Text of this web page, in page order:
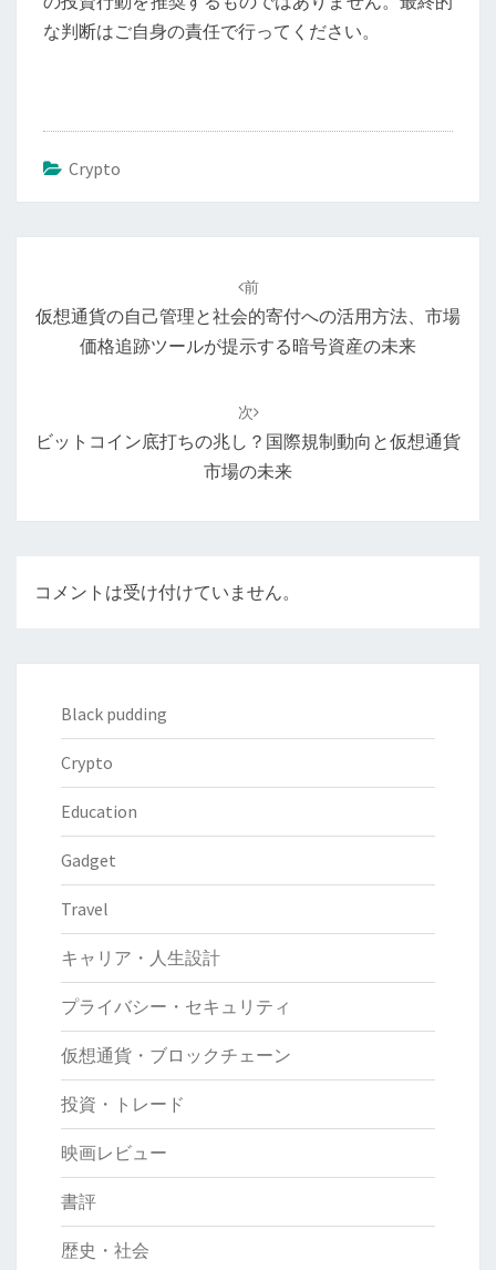
な判断はご自身の責任で行ってください。
Crypto
ナ
ョ
前
仮想通貨の自己管理と社会的寄付への活用方法、市場
価格追跡ツールが提示する暗号資産の未来
次
ビットコイン底打ちの兆し？国際規制動向と仮想通貨
市場の未来
コメントは受け付けていません。
Black pudding
Crypto
Education
Gadget
Travel
キャリア・人生設計
プライバシー・セキュリティ
仮想通貨・ブロックチェーン
投資・トレード
映画レビュー
書評
歴史・社会